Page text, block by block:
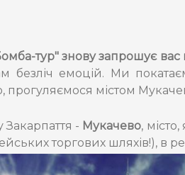
тур" знову запрошує вас
безліч емоцій. Ми
прогуляємося містом
Закарпаття - Мукачево,
торгових шляхів!), в